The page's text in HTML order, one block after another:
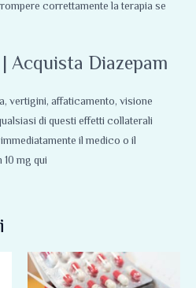
correttamente la terapia se
Diazepam
vertigini, affaticamento, visione
di questi effetti collaterali
il medico o il
mg qui
Fascia
di
prezzo:
Questo
prodotto